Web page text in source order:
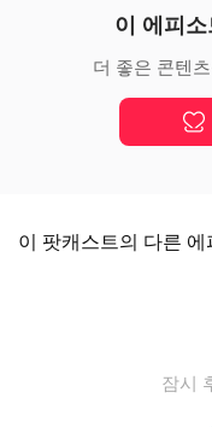
이 에피
더 좋은 콘텐
이 팟캐스트의 다른 에
잠시